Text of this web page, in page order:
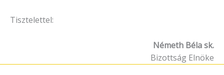
Tisztelettel:
Németh Béla sk.
Bizottság Elnöke